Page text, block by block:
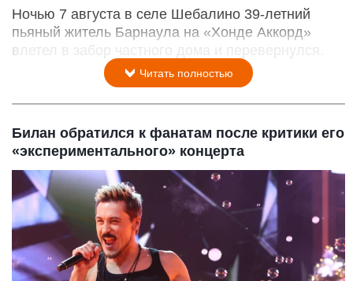
Ночью 7 августа в селе Шебалино 39-летний
пьяный житель Барнаула на «Хонде Аккорд»
влетел в забор частного дома и перевернулся.
Читать полностью
Билан обратился к фанатам после критики его
«экспериментального» концерта